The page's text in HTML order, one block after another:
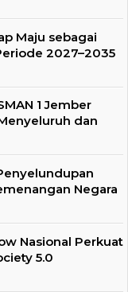
Maju sebagai
2027–2035
1 Jember
dan
Negara
Nasional Perkuat
5.0